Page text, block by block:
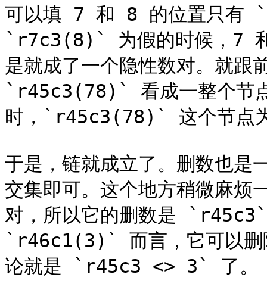
可以填 7 和 8 的位置只有
`r7c3(8)` 为假的时候，7
是就成了一个隐性数对。就跟
`r45c3(78)` 看成一整个节
时，`r45c3(78)` 这个节点
于是，链就成立了。删数也是
交集即可。这个地方稍微麻
对，所以它的删数是
`r46c1(3)` 而言，它可以
论就是 `r45c3 <> 3` 了。